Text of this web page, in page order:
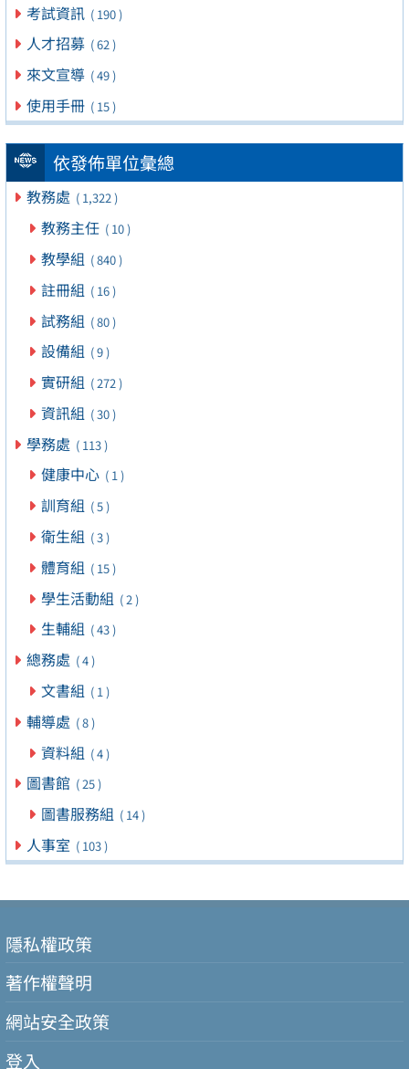
考試資訊 ( 190 )
人才招募 ( 62 )
來文宣導 ( 49 )
使用手冊 ( 15 )
依發佈單位彙總
教務處 ( 1,322 )
教務主任 ( 10 )
教學組 ( 840 )
註冊組 ( 16 )
試務組 ( 80 )
設備組 ( 9 )
實研組 ( 272 )
資訊組 ( 30 )
學務處 ( 113 )
健康中心 ( 1 )
訓育組 ( 5 )
衛生組 ( 3 )
體育組 ( 15 )
學生活動組 ( 2 )
生輔組 ( 43 )
總務處 ( 4 )
文書組 ( 1 )
輔導處 ( 8 )
資料組 ( 4 )
圖書館 ( 25 )
圖書服務組 ( 14 )
人事室 ( 103 )
隱私權政策
著作權聲明
網站安全政策
登入